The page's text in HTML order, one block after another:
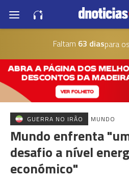
Faltam 63 diaspara os
GUERRA NO IRÃO MUNDO
Mundo enfrenta
desafio a nível
económico"